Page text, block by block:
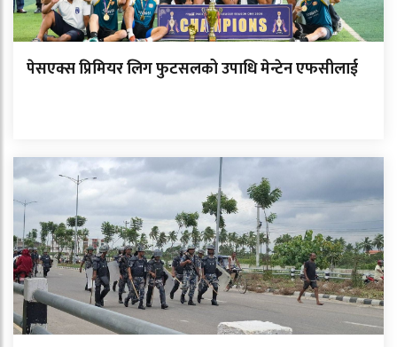
पेसएक्स प्रिमियर लिग फुटसलको उपाधि मेन्टेन एफसीलाई